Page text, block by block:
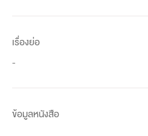
เรื่องย่อ
-
ข้อมูลหนังสือ